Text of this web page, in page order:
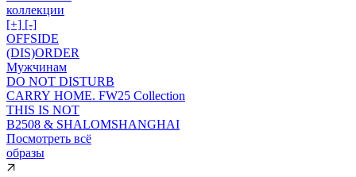
коллекции
[+] [-]
OFFSIDE
(DIS)ORDER
Мужчинам
DO NOT DISTURB
CARRY HOME. FW25 Collection
THIS IS NOT
B2508 & SHALOMSHANGHAI
Посмотреть всё
образы